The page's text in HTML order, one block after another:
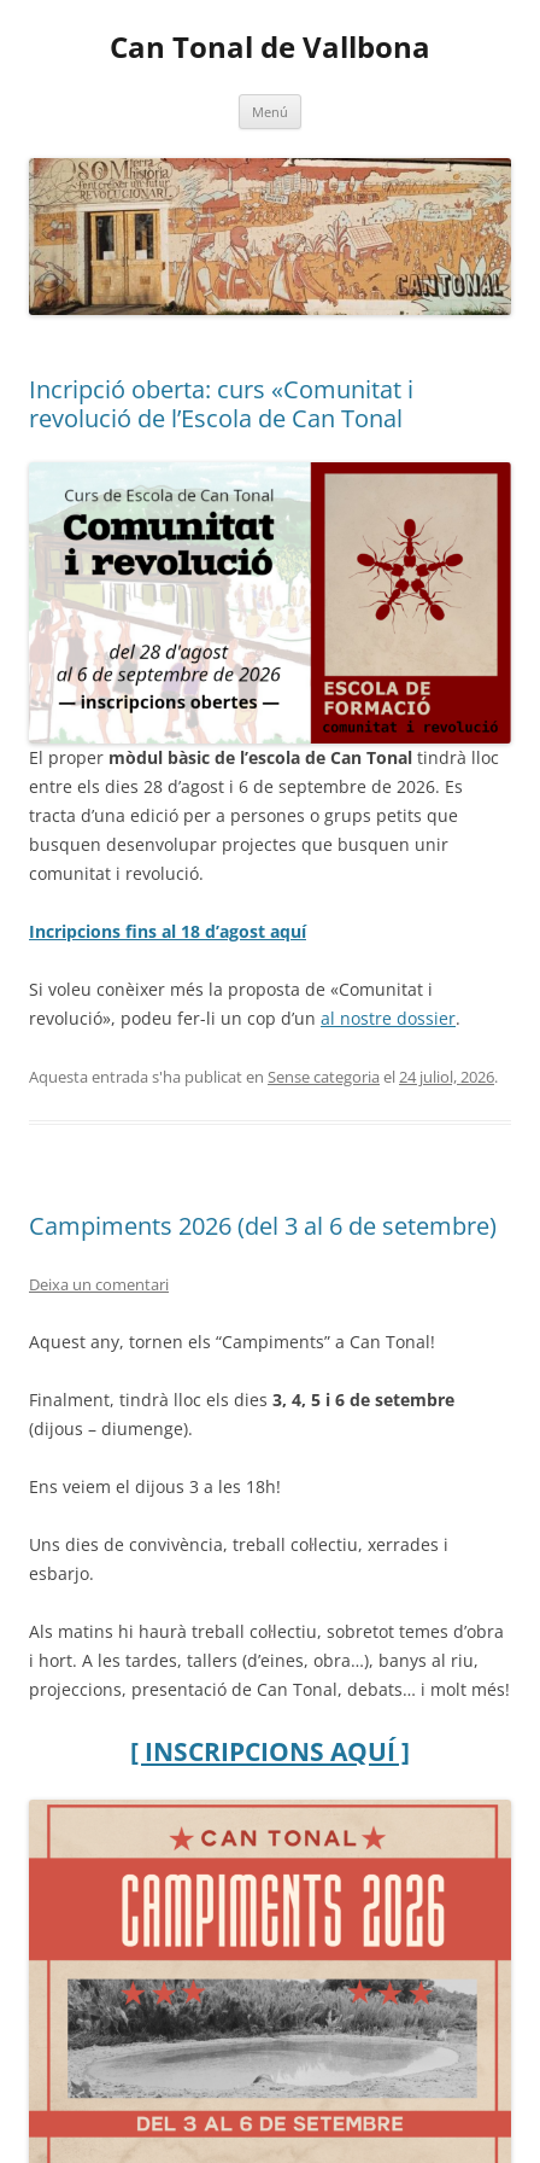
Can Tonal de Vallbona
Menú
Incripció oberta: curs «Comunitat i
revolució de l’Escola de Can Tonal
El proper mòdul bàsic de l’escola de Can Tonal tindrà lloc
entre els dies 28 d’agost i 6 de septembre de 2026. Es
tracta d’una edició per a persones o grups petits que
busquen desenvolupar projectes que busquen unir
comunitat i revolució.
Incripcions fins al 18 d’agost aquí
Si voleu conèixer més la proposta de «Comunitat i
revolució», podeu fer-li un cop d’un al nostre dossier.
Aquesta entrada s'ha publicat en Sense categoria el24 juliol, 2026.
Campiments 2026 (del 3 al 6 de setembre)
Deixa un comentari
Aquest any, tornen els “Campiments” a Can Tonal!
Finalment, tindrà lloc els dies 3, 4, 5 i 6 de setembre
(dijous – diumenge).
Ens veiem el dijous 3 a les 18h!
Uns dies de convivència, treball col·lectiu, xerrades i
esbarjo.
Als matins hi haurà treball col·lectiu, sobretot temes d’obra
i hort. A les tardes, tallers (d’eines, obra…), banys al riu,
projeccions, presentació de Can Tonal, debats… i molt més!
[ INSCRIPCIONS AQUÍ ]